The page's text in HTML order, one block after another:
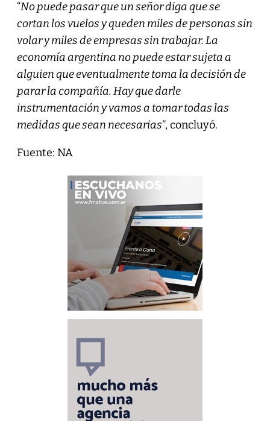
“No puede pasar que un señor diga que se
cortan los vuelos y queden miles de personas sin
volar y miles de empresas sin trabajar. La
economía argentina no puede estar sujeta a
alguien que eventualmente toma la decisión de
parar la compañía. Hay que darle
instrumentación y vamos a tomar todas las
medidas que sean necesarias”, concluyó.
Fuente: NA